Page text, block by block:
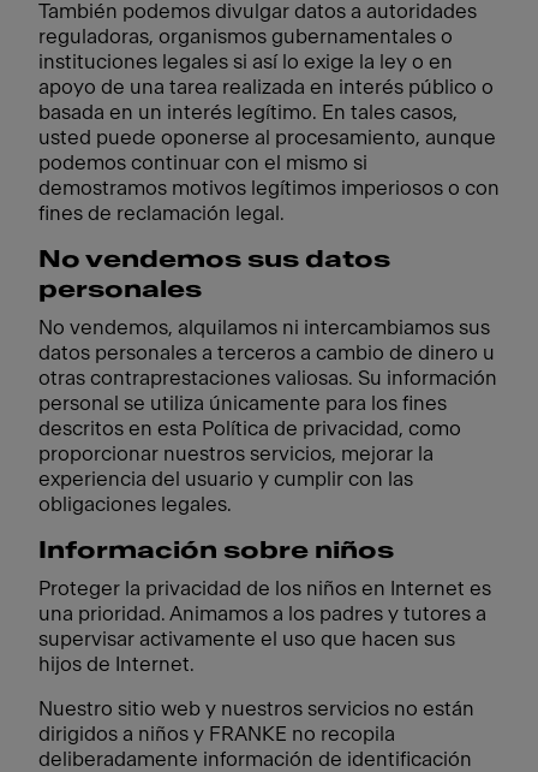
También podemos divulgar datos a autoridades
reguladoras, organismos gubernamentales o
instituciones legales si así lo exige la ley o en
apoyo de una tarea realizada en interés público o
basada en un interés legítimo. En tales casos,
usted puede oponerse al procesamiento, aunque
podemos continuar con el mismo si
demostramos motivos legítimos imperiosos o con
fines de reclamación legal.
No vendemos sus datos
personales
No vendemos, alquilamos ni intercambiamos sus
datos personales a terceros a cambio de dinero u
otras contraprestaciones valiosas. Su información
personal se utiliza únicamente para los fines
descritos en esta Política de privacidad, como
proporcionar nuestros servicios, mejorar la
experiencia del usuario y cumplir con las
obligaciones legales.
Información sobre niños
Proteger la privacidad de los niños en Internet es
una prioridad. Animamos a los padres y tutores a
supervisar activamente el uso que hacen sus
hijos de Internet.
Nuestro sitio web y nuestros servicios no están
dirigidos a niños y FRANKE no recopila
deliberadamente información de identificación